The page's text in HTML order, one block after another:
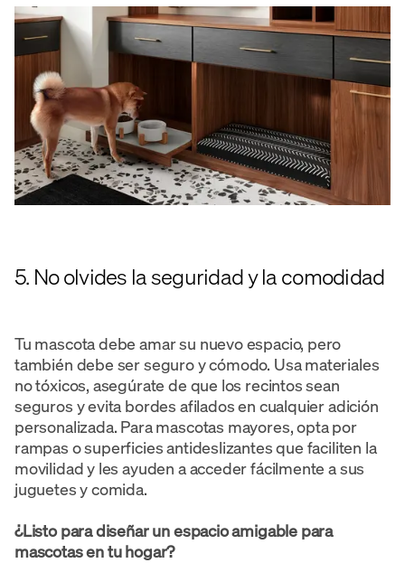
5. No olvides la seguridad y la comodidad
Tu mascota debe amar su nuevo espacio, pero
también debe ser seguro y cómodo. Usa materiales
no tóxicos, asegúrate de que los recintos sean
seguros y evita bordes afilados en cualquier adición
personalizada. Para mascotas mayores, opta por
rampas o superficies antideslizantes que faciliten la
movilidad y les ayuden a acceder fácilmente a sus
juguetes y comida.
¿Listo para diseñar un espacio amigable para
mascotas en tu hogar?